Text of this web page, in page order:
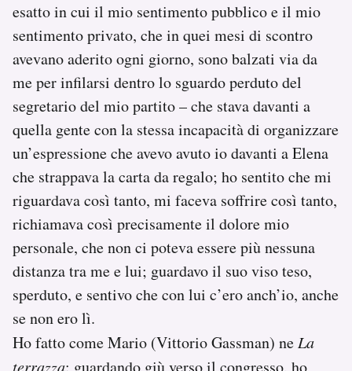
esatto in cui il mio sentimento pubblico e il mio
sentimento privato, che in quei mesi di scontro
avevano aderito ogni giorno, sono balzati via da
me per infilarsi dentro lo sguardo perduto del
segretario del mio partito – che stava davanti a
quella gente con la stessa incapacità di organizzare
un’espressione che avevo avuto io davanti a Elena
che strappava la carta da regalo; ho sentito che mi
riguardava così tanto, mi faceva soffrire così tanto,
richiamava così precisamente il dolore mio
personale, che non ci poteva essere più nessuna
distanza tra me e lui; guardavo il suo viso teso,
sperduto, e sentivo che con lui c’ero anch’io, anche
se non ero lì.
Ho fatto come Mario (Vittorio Gassman) neLa
terrazza